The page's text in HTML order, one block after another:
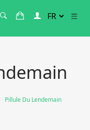
Pillule Du Lendemain